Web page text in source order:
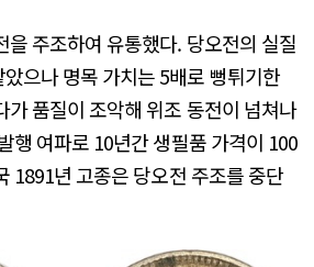
을 주조하여 유통했다. 당오전의 실질
으나 명목 가치는 5배로 뻥튀기한
가 품질이 조악해 위조 동전이 넘쳐나
행 여파로 10년간 생필품 가격이 100
1891년 고종은 당오전 주조를 중단